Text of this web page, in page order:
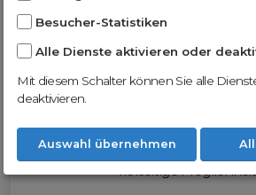
Community!
Nutze unsere Erfahrung
erleichtern wir dir den
Domainhandel und
vielseitige
Besucher-Statistiken
Alle Dienste aktivieren oder
Mit diesem Schalter können Sie alle
deaktivieren.
Auswahl übernehmen